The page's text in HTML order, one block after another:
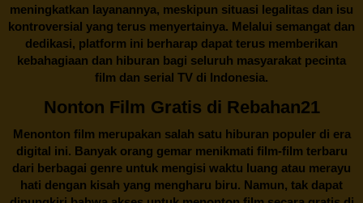
meningkatkan layanannya, meskipun situasi legalitas dan isu
kontroversial yang terus menyertainya. Melalui semangat dan
dedikasi, platform ini berharap dapat terus memberikan
kebahagiaan dan hiburan bagi seluruh masyarakat pecinta
film dan serial TV di Indonesia.
Nonton Film Gratis di Rebahan21
Menonton film merupakan salah satu hiburan populer di era
digital ini. Banyak orang gemar menikmati film-film terbaru
dari berbagai genre untuk mengisi waktu luang atau merayu
hati dengan kisah yang mengharu biru. Namun, tak dapat